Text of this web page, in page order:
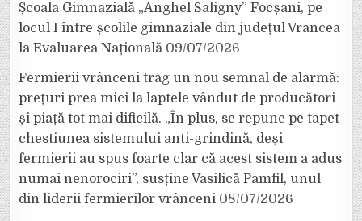
Școala Gimnazială „Anghel Saligny” Focșani, pe
locul I între școlile gimnaziale din județul Vrancea
la Evaluarea Națională 09/07/2026
Fermierii vrânceni trag un nou semnal de alarmă:
prețuri prea mici la laptele vândut de producători
și piață tot mai dificilă. „În plus, se repune pe tapet
chestiunea sistemului anti-grindină, deși
fermierii au spus foarte clar că acest sistem a adus
numai nenorociri”, susține Vasilică Pamfil, unul
din liderii fermierilor vrânceni 08/07/2026